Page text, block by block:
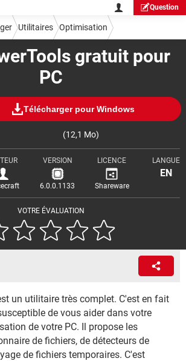
Question
gratuit pour
PC
Télécharger pour Windows
(12,1 Mo)
VOTRE ÉVALUATION
VERSION
6.0.0.1133
LICENCE
Shareware
LANGUE
EN
Utilitaires Optimisation
un utilitaire très complet. C'est en fait
de vous aider dans votre
de votre PC. Il propose les
de fichiers, de détecteurs de
de fichiers temporaires. C'est